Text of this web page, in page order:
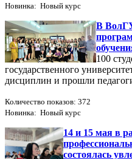
Новинка: Новый курс
В
100
государственного
дисциплин и прошли
Количество показов: 372
Новинка: Новый курс
14 и 15 мая в
состоялась